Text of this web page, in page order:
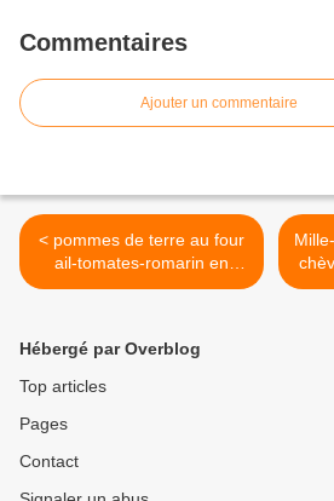
Commentaires
Ajouter un commentaire
< pommes de terre au four
ail-tomates-romarin en
verticalité
Hébergé par Overblog
Top articles
Pages
Contact